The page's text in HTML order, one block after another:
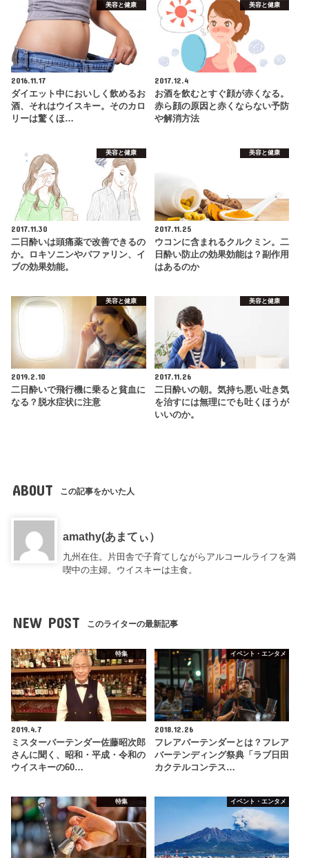
美容と健康
2016.11.17
ダイエット中においしく飲めるお
酒、それはウイスキー。そのカロ
リーは驚くほ…
美容と健康
2017.12.4
お酒を飲むとすぐ顔が赤くなる。
赤ら顔の原因と赤くならない予防
や解消方法
美容と健康
2017.11.30
二日酔いは頭痛薬で改善できるの
か。ロキソニンやバファリン、イ
ブの効果効能。
美容と健康
2017.11.25
ウコンに含まれるクルクミン。二
日酔い防止の効果効能は？副作用
はあるのか
美容と健康
2019.2.10
二日酔いで飛行機に乗ると貧血に
なる？脱水症状に注意
美容と健康
2017.11.26
二日酔いの朝。気持ち悪い吐き気
を治すには無理にでも吐くほうが
いいのか。
ABOUT この記事をかいた人
amathy(あまてぃ）
九州在住。片田舎で子育てしながらアルコールライフを満
喫中の主婦。ウイスキーは主食。
NEW POST このライターの最新記事
特集
2019.4.7
ミスターバーテンダー佐藤昭次郎
さんに聞く、昭和・平成・令和の
ウイスキーの60…
イベント・エンタメ
2018.12.26
フレアバーテンダーとは？フレア
バーテンディング祭典「ラブ日田
カクテルコンテス…
特集 イベント・エンタメ